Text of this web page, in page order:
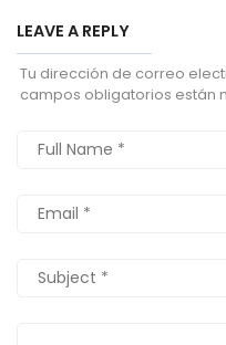
LEAVE A REPLY
Tu dirección de correo
campos obligatorios están